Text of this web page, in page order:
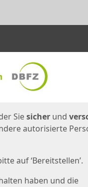
Siesicher und
autorisierte
auf ‘Bereitstellen’.
haben und die